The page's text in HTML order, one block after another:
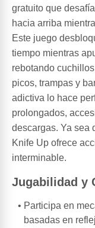
gratuito que
hacia arriba
Este juego
tiempo mientras
rebotando
picos, trampas y
adictiva lo hace
prolongados,
descargas. Ya sea
Knife Up ofrece
interminable.
Jugabilidad y
Participa en
basadas en